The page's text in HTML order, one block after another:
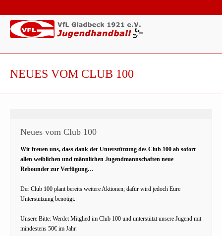
NEUES VOM CLUB 100
Neues vom Club 100
Wir freuen uns, dass dank der Unterstützung des Club 100 ab sofort
allen weiblichen und männlichen Jugendmannschaften neue
Rebounder zur Verfügung…
Der Club 100 plant bereits weitere Aktionen; dafür wird jedoch Eure
Unterstützung benötigt.
Unsere Bitte: Werdet Mitglied im Club 100 und unterstützt unsere Jugend mit
mindestens 50€ im Jahr.